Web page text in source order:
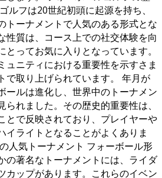
ルフは20世紀初頭に起源を持ち、
トーナメントで人気のある形式とな
性質は、コース上での社交体験を向
ってお気に入りとなっています。
ュニティにおける重要性を示すさま
で取り上げられています。 年月が
ールは進化し、世界中のトーナメン
られました。その歴史的重要性は、
とで反映されており、プレイヤーや
イライトとなることがよくありま
人気トーナメント フォーボール形
の著名なトーナメントには、ライダ
カップがあります。これらのイベン